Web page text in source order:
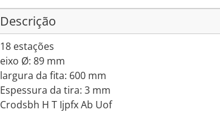
Descrição
18 estações
eixo Ø: 89 mm
largura da fita: 600 mm
Espessura da tira: 3 mm
Crodsbh H T Ijpfx Ab Uof